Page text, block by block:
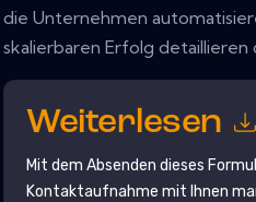
die Unternehmen
skalierbaren Erfolg detaillieren
Weiterlesen
Mit dem Absenden dieses
Kontaktaufnahme mit Ihnen